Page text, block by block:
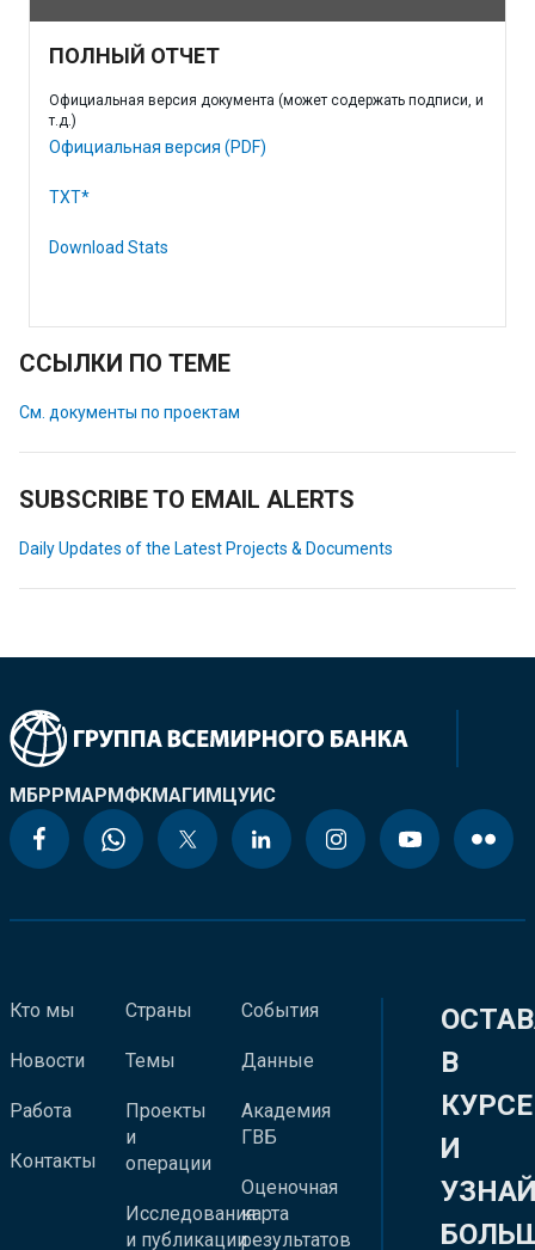
ПОЛНЫЙ ОТЧЕТ
Официальная версия документа (может содержать подписи, и
т.д.)
Официальная версия (PDF)
TXT*
Download Stats
ССЫЛКИ ПО ТЕМЕ
См. документы по проектам
SUBSCRIBE TO EMAIL ALERTS
Daily Updates of the Latest Projects & Documents
МБРРМАРМФКМАГИМЦУИС
Кто мы
Новости
Работа
Контакты
Страны
Темы
Проекты
и
операции
Исследования
и публикации
События
Данные
Академия
ГВБ
Оценочная
карта
результатов
В
КУРСЕ
И